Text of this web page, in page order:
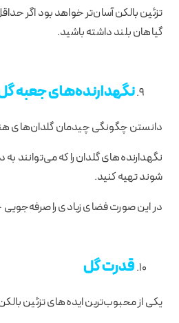
تزئین بالکن آسان‌تر خواهد بود اگر
گیاهان بلند داشته باشید.
نگهدارنده‌های جعبه
دانستن چگونگی چیدمان گلدان‌های
نگهدارنده‌های گلدان را که می‌توانند
شوند تهیه کنید.
در این صورت فضای زیادی را صرفه‌جویی
قدرت گل
یکی از محبوب‌ترین ایده‌های تزئین